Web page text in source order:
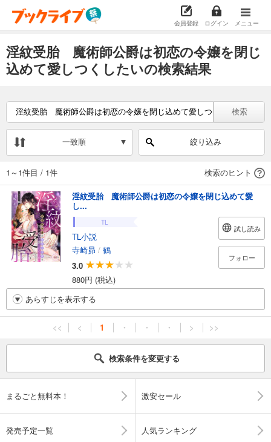
会員登録 ログイン メニュー
淫紋受胎 魔術師公爵は初恋の令嬢を閉じ
込めて愛しつくしたいの検索結果
検索
一致順 絞り込み
1～1件目 / 1件 検索のヒント
淫紋受胎 魔術師公爵は初恋の令嬢を閉じ込めて愛
し...
TL
TL小説
寺崎昴 / 鶴
3.0
880円 (税込)
試し読み
フォロー
あらすじを表示する
<< < 1 ・ ・ ・ > >>
検索条件を変更する
まるごと無料本！ 激安セール
発売予定一覧 人気ランキング